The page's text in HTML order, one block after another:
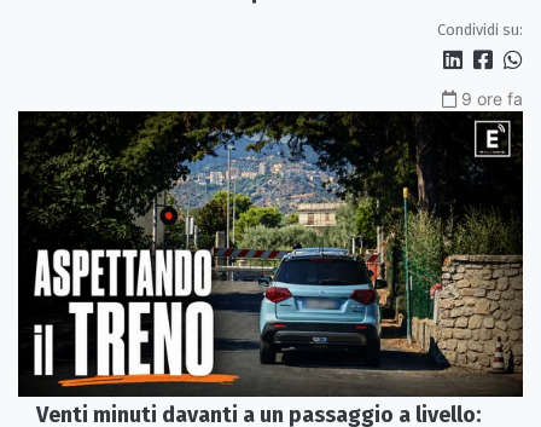
Condividi su:
9 ore fa
Venti minuti davanti a un passaggio a livello: